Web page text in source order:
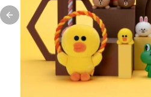
Previous slide